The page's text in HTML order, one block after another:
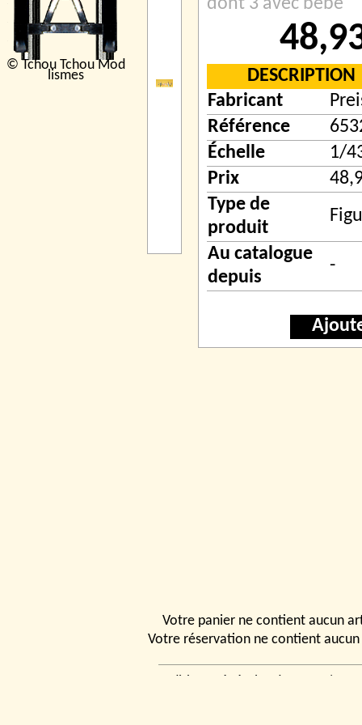
© Tchou Tchou Mod
lismes
dont 3 avec bébé
DESCRIPTION
Fabricant
Référence
Échelle
1/
Prix
Type de
produit
Au catalogue
depuis
-
Votre panier ne contient aucun
Votre réservation ne contient